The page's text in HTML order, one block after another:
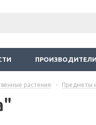
ПРОИЗВОДИТЕЛИ
растения - Предметы